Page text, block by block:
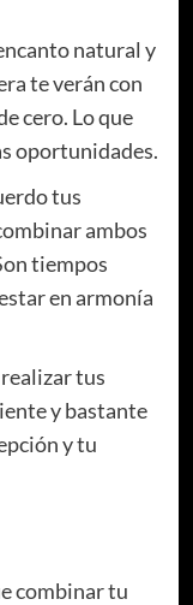
natural y
te verán con
cero. Lo que
oportunidades.
tus
ambos
tiempos
en armonía
tus
y bastante
y tu
combinar tu